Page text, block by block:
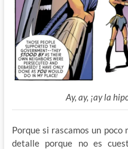
Ay, ay, ¡ay la
Porque si rascamos un
detalle porque no es